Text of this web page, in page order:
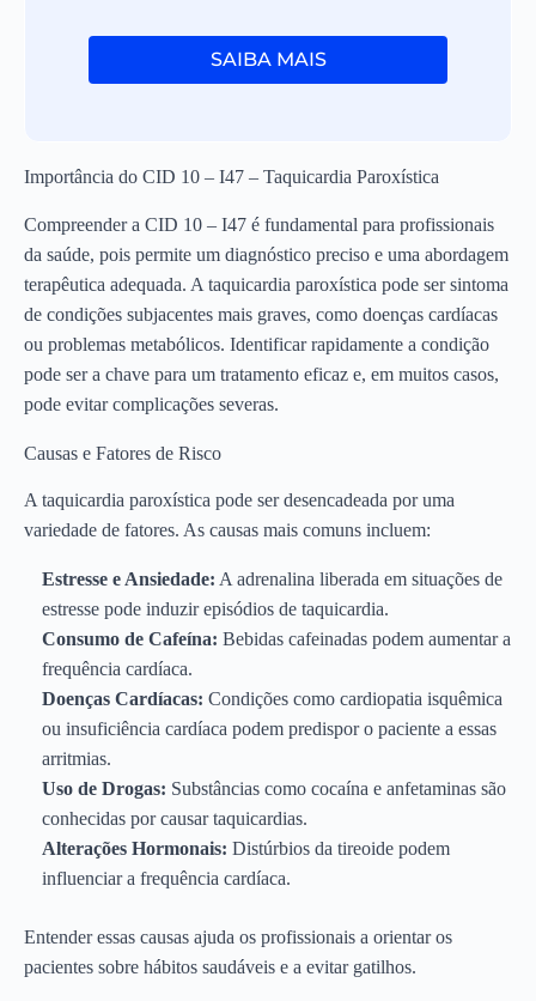
SAIBA MAIS
Importância do CID 10 – I47 – Taquicardia Paroxística
Compreender a CID 10 – I47 é fundamental para profissionais
da saúde, pois permite um diagnóstico preciso e uma abordagem
terapêutica adequada. A taquicardia paroxística pode ser sintoma
de condições subjacentes mais graves, como doenças cardíacas
ou problemas metabólicos. Identificar rapidamente a condição
pode ser a chave para um tratamento eficaz e, em muitos casos,
pode evitar complicações severas.
Causas e Fatores de Risco
A taquicardia paroxística pode ser desencadeada por uma
variedade de fatores. As causas mais comuns incluem:
Estresse e Ansiedade: A adrenalina liberada em situações de
estresse pode induzir episódios de taquicardia.
Consumo de Cafeína: Bebidas cafeinadas podem aumentar a
frequência cardíaca.
Doenças Cardíacas: Condições como cardiopatia isquêmica
ou insuficiência cardíaca podem predispor o paciente a essas
arritmias.
Uso de Drogas: Substâncias como cocaína e anfetaminas são
conhecidas por causar taquicardias.
Alterações Hormonais: Distúrbios da tireoide podem
influenciar a frequência cardíaca.
Entender essas causas ajuda os profissionais a orientar os
pacientes sobre hábitos saudáveis e a evitar gatilhos.